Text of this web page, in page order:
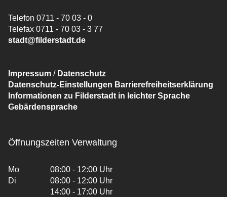
Telefon 0711 - 70 03 - 0
Telefax 0711 - 70 03 - 3 77
stadt@filderstadt.de
Impressum / Datenschutz
Datenschutz-Einstellungen Barrierefreiheitserklärung
Informationen zu Filderstadt in leichter Sprache
Gebärdensprache
Öffnungszeiten Verwaltung
Mo
08:00 - 12:00 Uhr
Di
08:00 - 12:00 Uhr
14:00 - 17:00 Uhr